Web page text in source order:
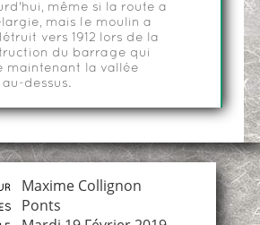
même si la route a
mais le moulin a
vers 1912 lors de la
du barrage qui
maintenant la vallée
au-dessus.
Maxime Collignon
Ponts